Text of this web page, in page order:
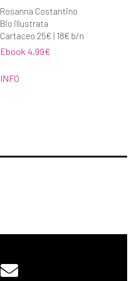
Rosanna Costantino
Bio illustrata
Cartaceo 25€ | 18€ b/n
Ebook 4,99€
INFO